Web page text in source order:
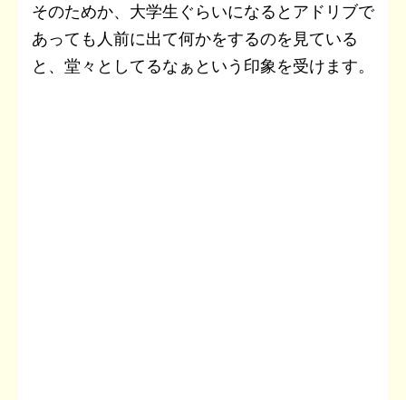
そのためか、大学生ぐらいになるとアドリブで
あっても人前に出て何かをするのを見ている
と、堂々としてるなぁという印象を受けます。